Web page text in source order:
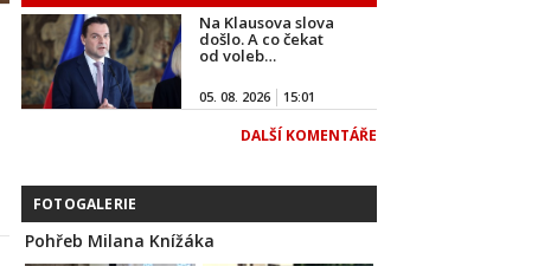
Na Klausova slova
došlo. A co čekat
od voleb…
05. 08. 2026 15:01
DALŠÍ KOMENTÁŘE
FOTOGALERIE
Pohřeb Milana Knížáka